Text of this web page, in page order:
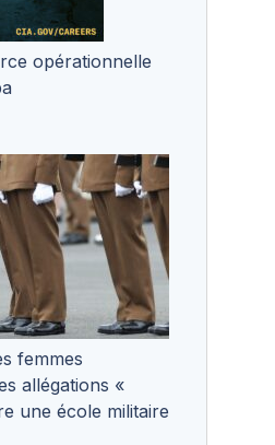
opérationnelle
femmes
allégations «
une école militaire